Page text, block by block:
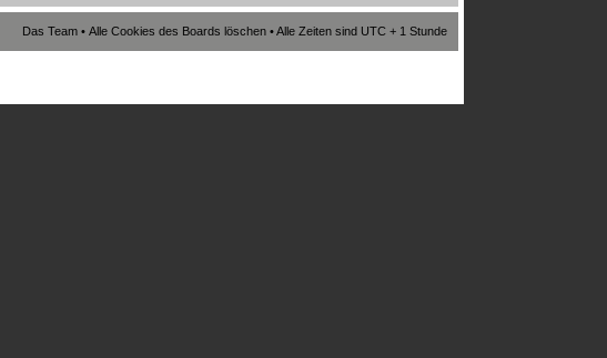
Das Team• Alle Cookies des Boards löschen• Alle Zeiten sind UTC + 1 Stunde